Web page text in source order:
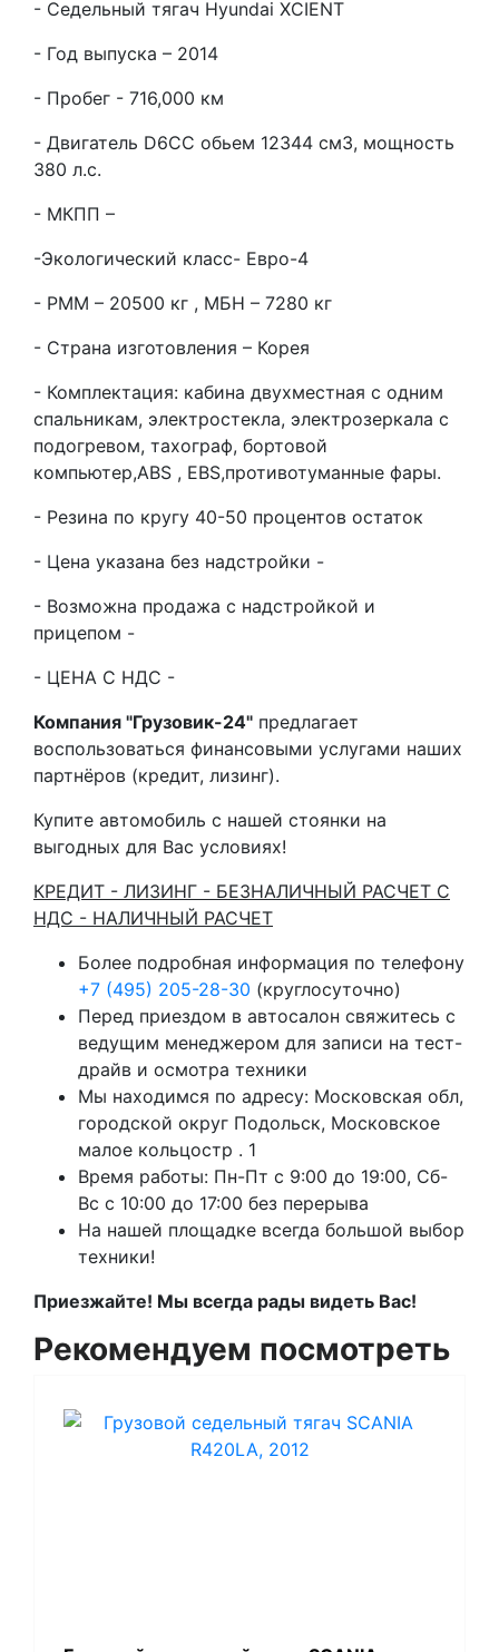
- Седельный тягач Hyundai XCIENT
- Год выпуска – 2014
- Пробег - 716,000 км
- Двигатель D6CC обьем 12344 см3, мощность
380 л.с.
- МКПП –
-Экологический класс- Евро-4
- РММ – 20500 кг , МБН – 7280 кг
- Страна изготовления – Корея
- Комплектация: кабина двухместная с одним
спальникам, электростекла, электрозеркала с
подогревом, тахограф, бортовой
компьютер,ABS , EBS,противотуманные фары.
- Резина по кругу 40-50 процентов остаток
- Цена указана без надстройки -
- Возможна продажа с надстройкой и
прицепом -
- ЦЕНА С НДС -
Компания "Грузовик-24" предлагает
воспользоваться финансовыми услугами наших
партнёров (кредит, лизинг).
Купите автомобиль с нашей стоянки на
выгодных для Вас условиях!
КРЕДИТ - ЛИЗИНГ - БЕЗНАЛИЧНЫЙ РАСЧЕТ С
НДС - НАЛИЧНЫЙ РАСЧЕТ
Более подробная информация по телефону
+7 (495) 205-28-30 (круглосуточно)
Перед приездом в автосалон свяжитесь с
ведущим менеджером для записи на тест-
драйв и осмотра техники
Мы находимся по адресу: Московская обл,
городской округ Подольск, Московское
малое кольцостр . 1
Время работы: Пн-Пт с 9:00 до 19:00, Сб-
Вс с 10:00 до 17:00 без перерыва
На нашей площадке всегда большой выбор
техники!
Приезжайте! Мы всегда рады видеть Вас!
Рекомендуем посмотреть